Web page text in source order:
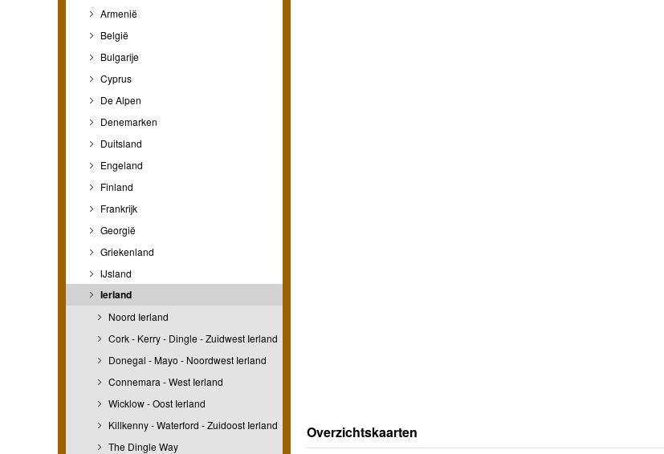
Armenië
België
Bulgarije
Cyprus
De Alpen
Denemarken
Duitsland
Engeland
Finland
Frankrijk
Georgië
Griekenland
IJsland
Ierland
Noord Ierland
Cork - Kerry - Dingle - Zuidwest Ierland
Donegal - Mayo - Noordwest Ierland
Connemara - West Ierland
Wicklow - Oost Ierland
Killkenny - Waterford - Zuidoost Ierland
The Dingle Way
Overzichtskaarten